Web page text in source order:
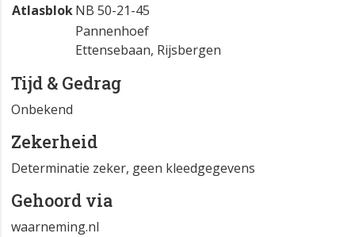
AtlasblokNB 50-21-45
Pannenhoef
Ettensebaan, Rijsbergen
Tijd & Gedrag
Onbekend
Zekerheid
Determinatie zeker, geen kleedgegevens
Gehoord via
waarneming.nl